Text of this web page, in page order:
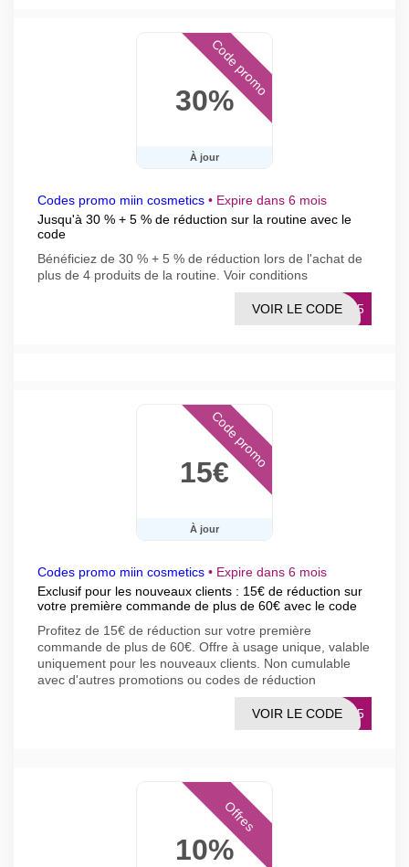
30%
À jour
Code promo
Codes promo miin cosmetics • Expire dans 6 mois
Jusqu'à 30 % + 5 % de réduction sur la routine avec le
code
Bénéficiez de 30 % + 5 % de réduction lors de l'achat de
plus de 4 produits de la routine. Voir conditions
INA5
VOIR LE CODE
15€
À jour
Code promo
Codes promo miin cosmetics • Expire dans 6 mois
Exclusif pour les nouveaux clients : 15€ de réduction sur
votre première commande de plus de 60€ avec le code
Profitez de 15€ de réduction sur votre première
commande de plus de 60€. Offre à usage unique, valable
uniquement pour les nouveaux clients. Non cumulable
avec d'autres promotions ou codes de réduction
FF15
VOIR LE CODE
10%
Offres